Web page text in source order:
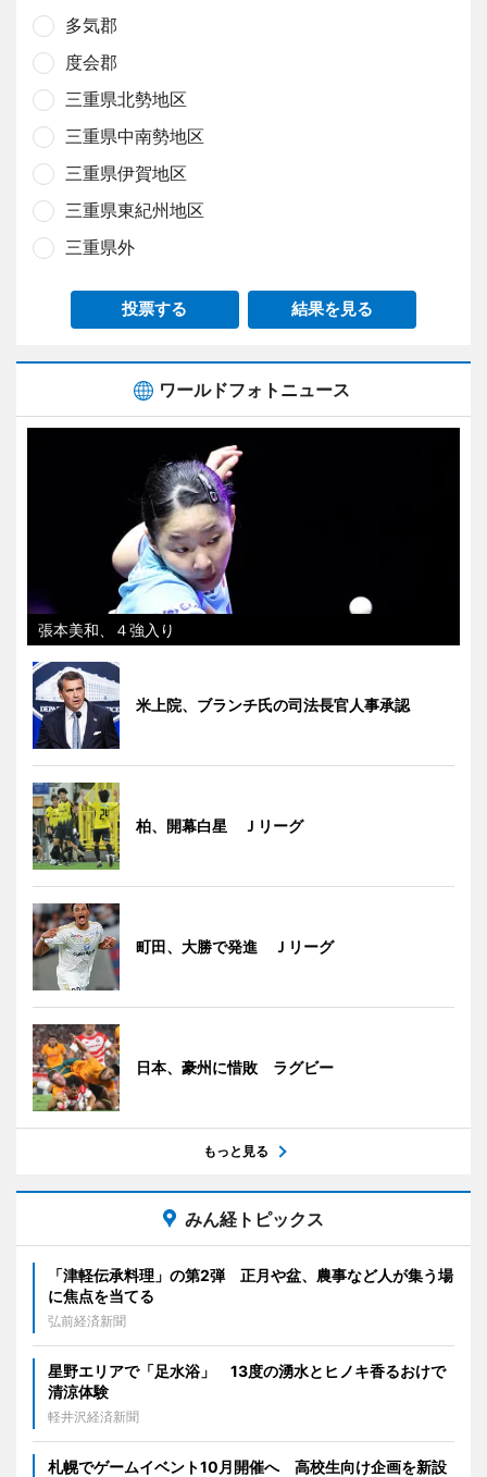
多気郡
度会郡
三重県北勢地区
三重県中南勢地区
三重県伊賀地区
三重県東紀州地区
三重県外
投票する 結果を見る
ワールドフォトニュース
張本美和、４強入り
米上院、ブランチ氏の司法長官人事承認
柏、開幕白星 Ｊリーグ
町田、大勝で発進 Ｊリーグ
日本、豪州に惜敗 ラグビー
もっと見る
みん経トピックス
「津軽伝承料理」の第2弾 正月や盆、農事など人が集う場
に焦点を当てる
弘前経済新聞
星野エリアで「足水浴」 13度の湧水とヒノキ香るおけで
清涼体験
軽井沢経済新聞
札幌でゲームイベント10月開催へ 高校生向け企画を新設